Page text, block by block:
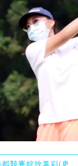
競賽綻放異彩(更